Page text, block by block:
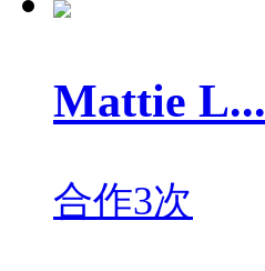
Mattie L...
合作3次